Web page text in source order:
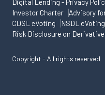
Digital Lending - Privacy
Investor Charter
Advisory
CDSL eVoting
NSDL eVoting
Risk Disclosure on
Copyright - All rights reserved